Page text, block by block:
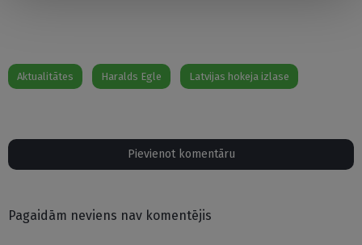
Aktualitātes Haralds Egle Latvijas hokeja izlase
Pievienot komentāru
Pagaidām neviens nav komentējis